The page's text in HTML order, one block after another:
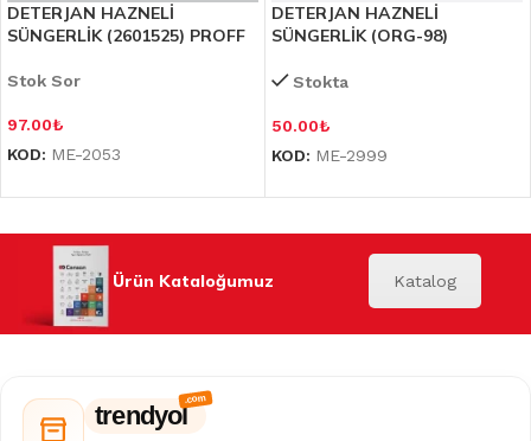
DETERJAN HAZNELİ
SÜNGERLİK (2601525) PROFF
Stok Sor
97.00₺
KOD: ME-2053
DETERJAN HAZNELİ
SÜNGERLİK (ORG-98)
Stokta
50.00₺
KOD: ME-2999
Ürün Kataloğumuz Katalog
trendyol